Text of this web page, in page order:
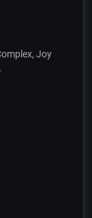
Joy